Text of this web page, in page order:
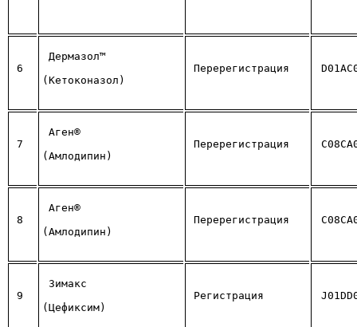
6
Дермазол™
(Кетоконазол)
Перерегистрация
7
Аген®
(Амлодипин)
Перерегистрация
8
Аген®
(Амлодипин)
Перерегистрация
9
Зимакс
(Цефиксим)
Регистрация